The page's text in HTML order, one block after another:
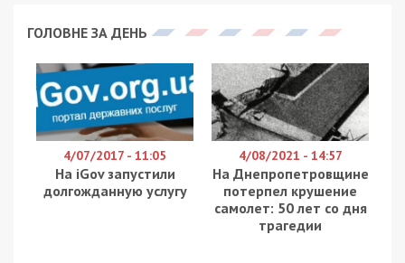
ГОЛОВНЕ ЗА ДЕНЬ
4/07/2017 - 11:05
На iGov запустили
долгожданную услугу
4/08/2021 - 14:57
На Днепропетровщине
потерпел крушение
самолет: 50 лет со дня
трагедии